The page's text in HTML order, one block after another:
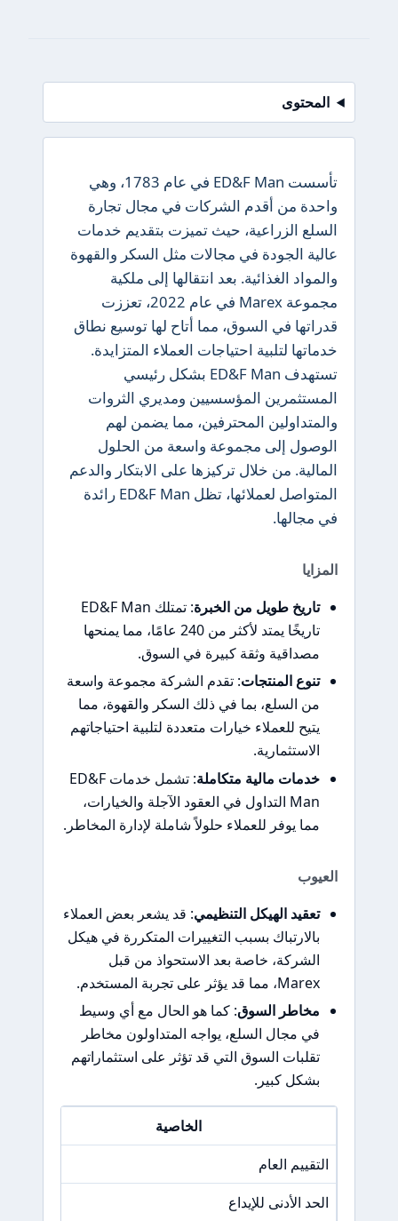
المحتوى
تأسست ED&F Man في عام 1783، وهي
واحدة من أقدم الشركات في مجال تجارة
السلع الزراعية، حيث تميزت بتقديم خدمات
عالية الجودة في مجالات مثل السكر والقهوة
والمواد الغذائية. بعد انتقالها إلى ملكية
مجموعة Marex في عام 2022، تعززت
قدراتها في السوق، مما أتاح لها توسيع نطاق
خدماتها لتلبية احتياجات العملاء المتزايدة.
تستهدف ED&F Man بشكل رئيسي
المستثمرين المؤسسيين ومديري الثروات
والمتداولين المحترفين، مما يضمن لهم
الوصول إلى مجموعة واسعة من الحلول
المالية. من خلال تركيزها على الابتكار والدعم
المتواصل لعملائها، تظل ED&F Man رائدة
في مجالها.
المزايا
تاريخ طويل من الخبرة
: تمتلك ED&F Man
تاريخًا يمتد لأكثر من 240 عامًا، مما يمنحها
مصداقية وثقة كبيرة في السوق.
تنوع المنتجات: تقدم الشركة مجموعة واسعة
من السلع، بما في ذلك السكر والقهوة، مما
يتيح للعملاء خيارات متعددة لتلبية احتياجاتهم
الاستثمارية.
خدمات مالية متكاملة
: تشمل خدمات ED&F
Man التداول في العقود الآجلة والخيارات،
مما يوفر للعملاء حلولاً شاملة لإدارة المخاطر.
العيوب
تعقيد الهيكل التنظيمي: قد يشعر بعض العملاء
بالارتباك بسبب التغييرات المتكررة في هيكل
الشركة، خاصة بعد الاستحواذ من قبل
Marex، مما قد يؤثر على تجربة المستخدم.
مخاطر السوق: كما هو الحال مع أي وسيط
في مجال السلع، يواجه المتداولون مخاطر
تقلبات السوق التي قد تؤثر على استثماراتهم
بشكل كبير.
الخاصية
التقييم العام
الحد الأدنى للإيداع